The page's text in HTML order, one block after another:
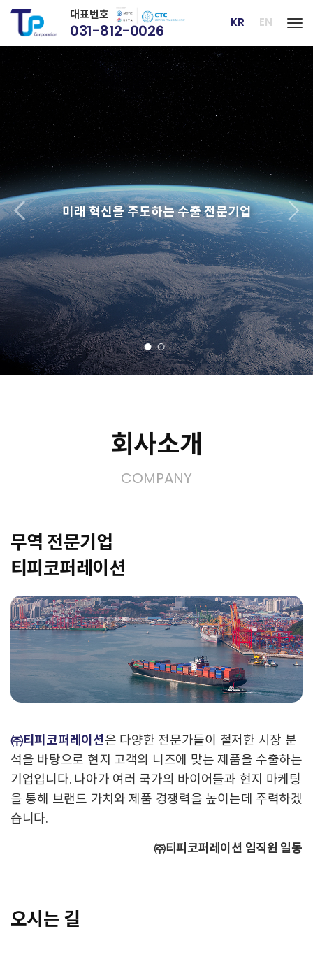
KR EN
대표번호
031-812-0026
현장에서 답을 찾는 기업
Previous Next
회사소개
COMPANY
무역 전문기업
티피코퍼레이션
㈜티피코퍼레이션은 다양한 전문가들이 철저한 시장 분
석을 바탕으로 현지 고객의 니즈에 맞는 제품을 수출하는
기업입니다. 나아가 여러 국가의 바이어들과 현지 마케팅
을 통해 브랜드 가치와 제품 경쟁력을 높이는데 주력하겠
습니다.
㈜티피코퍼레이션 임직원 일동
오시는 길